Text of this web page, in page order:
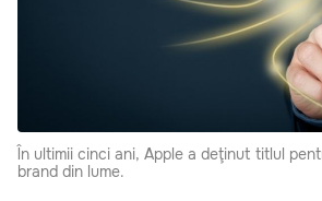
În ultimii cinci ani, Apple a deţinut titlul
brand din lume.